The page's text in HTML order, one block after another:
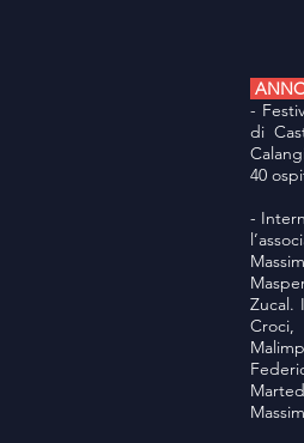
-
di
40
-
Zucal.
Croci,